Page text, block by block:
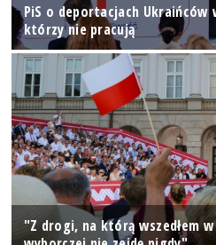
PiS o deportacjach
którzy nie pracują
"Z drogi, na którą wszedłem